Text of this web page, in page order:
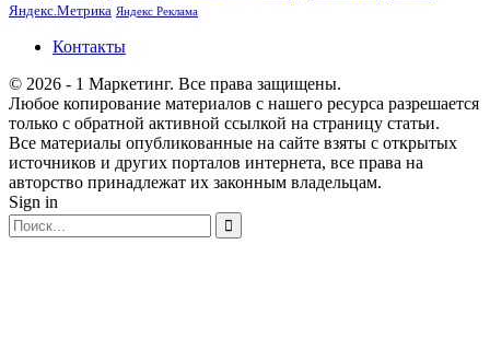
Яндекс.Метрика Яндекс Реклама
Контакты
© 2026 - 1 Маркетинг. Все права защищены.
Любое копирование материалов с нашего ресурса разрешается
только с обратной активной ссылкой на страницу статьи.
Все материалы опубликованные на сайте взяты с открытых
источников и других порталов интернета, все права на
авторство принадлежат их законным владельцам.
Sign in